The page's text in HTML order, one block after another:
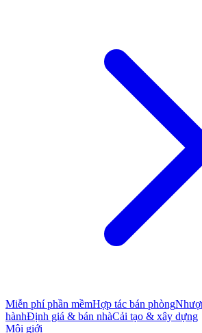
Miễn phí phần mềmHợp tác bán phòng
hànhĐịnh giá & bán nhàCải tạo & xây dựng
Môi giới